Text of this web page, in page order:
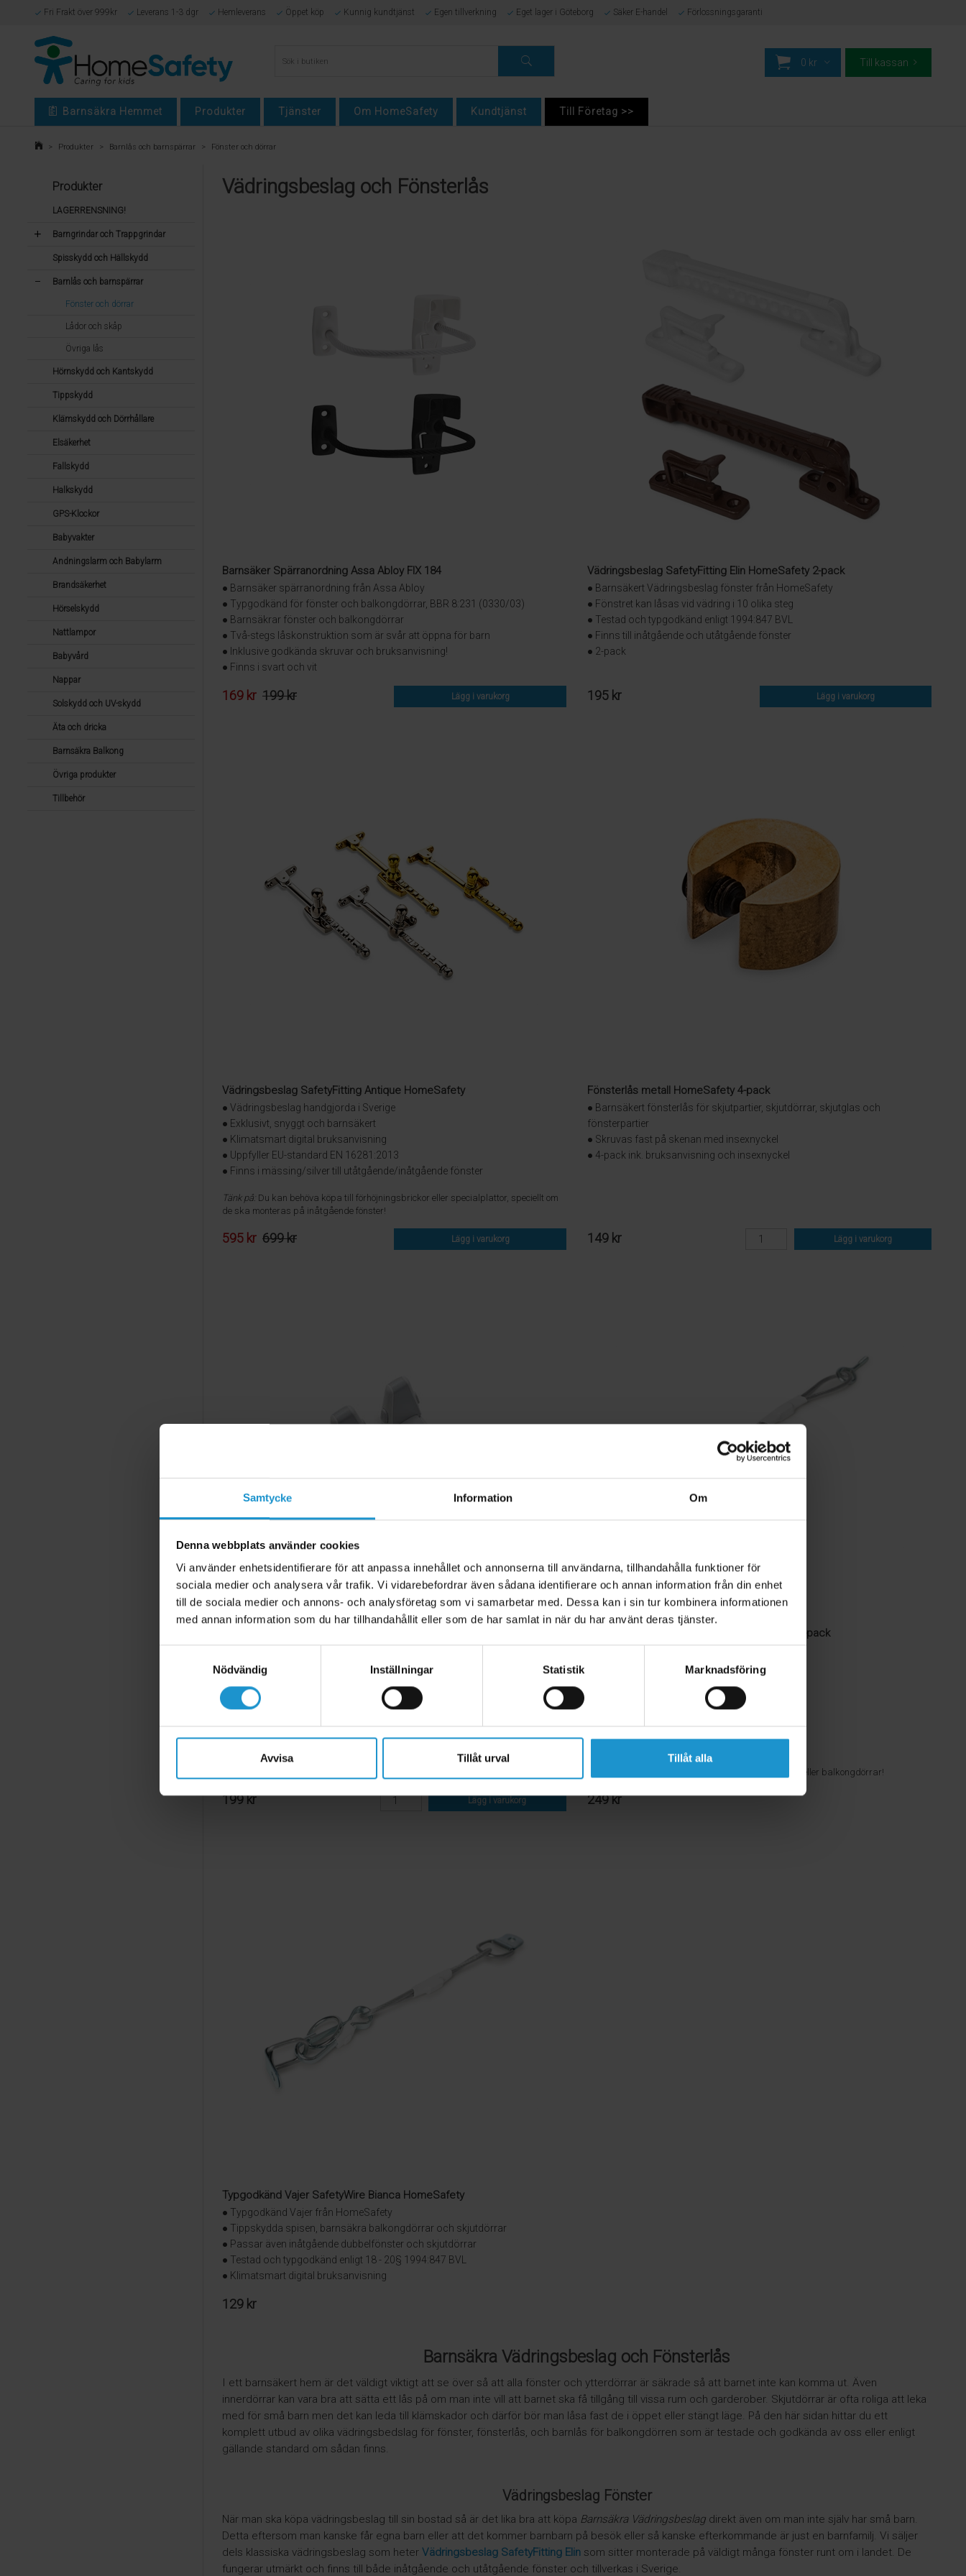
Samtycke Information Om
Denna webbplats använder cookies
Vi använder enhetsidentifierare för att anpassa innehållet och annonserna till användarna, tillhandahålla funktioner för
sociala medier och analysera vår trafik. Vi vidarebefordrar även sådana identifierare och annan information från din enhet
till de sociala medier och annons- och analysföretag som vi samarbetar med. Dessa kan i sin tur kombinera informationen
med annan information som du har tillhandahållit eller som de har samlat in när du har använt deras tjänster.
Nödvändig
Inställningar Statistik Marknadsföring
Avvisa Tillåt urval Tillåt alla
Fri Frakt över 999kr Leverans 1-3 dgr Hemleverans Öppet köp Kunnig kundtjänst Egen tillverkning Eget lager i Göteborg Säker E-handel Förlossningsgaranti
Barnsäkra Hemmet Produkter Tjänster Om HomeSafety Kundtjänst Till Företag >>
Till kassan
0 kr
> Produkter > Barnlås och barnspärrar > Fönster och dörrar
Produkter
LAGERRENSNING!
Barngrindar och Trappgrindar
Spisskydd och Hällskydd
Barnlås och barnspärrar
Fönster och dörrar
Lådor och skåp
Övriga lås
Hörnskydd och Kantskydd
Tippskydd
Klämskydd och Dörrhållare
Elsäkerhet
Fallskydd
Halkskydd
GPS-Klockor
Babyvakter
Andningslarm och Babylarm
Brandsäkerhet
Hörselskydd
Nattlampor
Babyvård
Nappar
Solskydd och UV-skydd
Äta och dricka
Barnsäkra Balkong
Övriga produkter
Tillbehör
Vädringsbeslag och Fönsterlås
Barnsäker Spärranordning Assa Abloy FIX 184
● Barnsäker spärranordning från Assa Abloy
● Typgodkänd för fönster och balkongdörrar, BBR 8:231 (0330/03)
● Barnsäkrar fönster och balkongdörrar
● Två-stegs låskonstruktion som är svår att öppna för barn
● Inklusive godkända skruvar och bruksanvisning!
● Finns i svart och vit
169 kr 199 kr Lägg i varukorg
Vädringsbeslag SafetyFitting Elin HomeSafety 2-pack
● Barnsäkert Vädringsbeslag fönster från HomeSafety
● Fönstret kan låsas vid vädring i 10 olika steg
● Testad och typgodkänd enligt 1994:847 BVL
● Finns till inåtgående och utåtgående fönster
● 2-pack
195 kr Lägg i varukorg
Vädringsbeslag SafetyFitting Antique HomeSafety
● Vädringsbeslag handgjorda i Sverige
● Exklusivt, snyggt och barnsäkert
● Klimatsmart digital bruksanvisning
● Uppfyller EU-standard EN 16281:2013
● Finns i mässing/silver till utåtgående/inåtgående fönster
Tänk på: Du kan behöva köpa till förhöjningsbrickor eller specialplattor, speciellt om
de ska monteras på inåtgående fönster!
595 kr 699 kr Lägg i varukorg
Fönsterlås metall HomeSafety 4-pack
● Barnsäkert fönsterlås för skjutpartier, skjutdörrar, skjutglas och
fönsterpartier
● Skruvas fast på skenan med insexnyckel
● 4-pack ink. bruksanvisning och insexnyckel
149 kr Lägg i varukorg
● Använd till dörrar som barnet inte ska kunna öppna
● Sätts fast med stark dubbelhäftande tejp
● Öppnas enkelt av vuxen
● 2-pack
199 kr Lägg i varukorg
Fönstervajer SafetyWire Elvira HomeSafety 2-pack
● Testad och godkänd
● Skruvas fast i karmen och fönsterbågen
● Karbinhaken kan öppnas av vuxen person
● klimatsmart digital bruksanvisning
Produkten skall ej användas till skjutdörrar eller balkongdörrar!
249 kr
Typgodkänd Vajer SafetyWire Bianca HomeSafety
● Typgodkänd Vajer från HomeSafety
● Tippskydda spisen, barnsäkra balkongdörrar och skjutdörrar
● Passar även inåtgående dubbelfönster och skjutdörrar
● Testad och typgodkänd enligt 18 - 20§ 1994:847 BVL
● Klimatsmart digital bruksanvisning
129 kr
Barnsäkra Vädringsbeslag och Fönsterlås
I ett barnsäkert hem är det väldigt viktigt att se över så att alla fönster och ytterdörrar är säkrade så att barnet inte kan komma ut. Även
innerdörrar kan vara bra att sätta ett lås på om man inte vill att barnet ska få tillgång till vissa rum och garderober. Skjutdörrar är ofta roliga att leka
med för små barn men det kan leda till klämskador och därför bör man låsa fast de i öppet eller stängt läge. På den här sidan hittar du ett
komplett utbud av olika vädringsbedslag för fönster, fönsterlås, och barnlås för balkongdörren som är testade och godkända av oss eller enligt
gällande standard om sådan finns.
Vädringsbeslag Fönster
När man ska köpa vädringsbeslag till sin bostad så är det lika bra att köpa Barnsäkra Vädringsbeslag direkt även om man inte själv har små barn.
Detta eftersom man kanske får egna barn eller att det kommer barnbarn på besök eller så kanske efterkommande är just en barnfamilj. Vi säljer
dels klassiska vädringsbeslag som heter Vädringsbeslag SafetyFitting Elin som sitter monterade på väldigt många fönster runt om i landet. De
fungerar utmärkt och finns till både inåtgående och utåtgående fönster och tillverkas i Sverige.